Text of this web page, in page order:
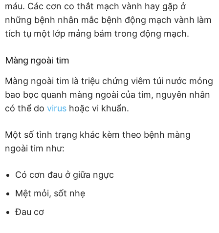
máu. Các cơn co thắt mạch vành hay gặp ở
những bệnh nhân mắc bệnh động mạch vành làm
tích tụ một lớp mảng bám trong động mạch.
Màng ngoài tim
Màng ngoài tim là triệu chứng viêm túi nước mỏng
bao bọc quanh màng ngoài của tim, nguyên nhân
có thể do virus hoặc vi khuẩn.
Một số tình trạng khác kèm theo bệnh màng
ngoài tim như:
Có cơn đau ở giữa ngực
Mệt mỏi, sốt nhẹ
Đau cơ